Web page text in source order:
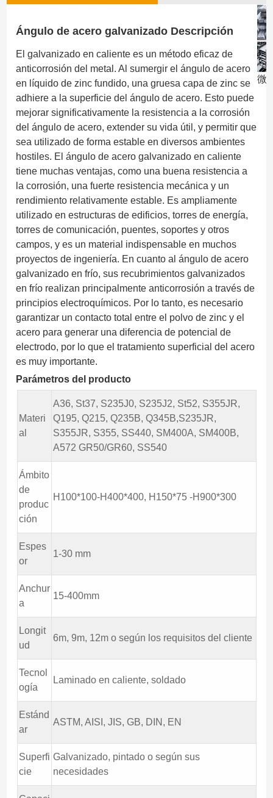
Ángulo de acero galvanizado Descripción
El galvanizado en caliente es un método eficaz de
anticorrosión del metal. Al sumergir el ángulo de acero
en líquido de zinc fundido, una gruesa capa de zinc se
adhiere a la superficie del ángulo de acero. Esto puede
mejorar significativamente la resistencia a la corrosión
del ángulo de acero, extender su vida útil, y permitir que
sea utilizado de forma estable en diversos ambientes
hostiles. El ángulo de acero galvanizado en caliente
tiene muchas ventajas, como una buena resistencia a
la corrosión, una fuerte resistencia mecánica y un
rendimiento relativamente estable. Es ampliamente
utilizado en estructuras de edificios, torres de energía,
torres de comunicación, puentes, soportes y otros
campos, y es un material indispensable en muchos
proyectos de ingeniería. En cuanto al ángulo de acero
galvanizado en frío, sus recubrimientos galvanizados
en frío realizan principalmente anticorrosión a través de
principios electroquímicos. Por lo tanto, es necesario
garantizar un contacto total entre el polvo de zinc y el
acero para generar una diferencia de potencial de
electrodo, por lo que el tratamiento superficial del acero
es muy importante.
Parámetros del producto
Materi
al
A36, St37, S235J0, S235J2, St52, S355JR,
Q195, Q215, Q235B, Q345B,S235JR,
S355JR, S355, SS440, SM400A, SM400B,
A572 GR50/GR60, SS540
Ámbito
de
produc
ción
H100*100-H400*400, H150*75 -H900*300
Espes
or
1-30 mm
Anchur
a
15-400mm
Longit
ud
6m, 9m, 12m o según los requisitos del cliente
Tecnol
ogía
Laminado en caliente, soldado
Estánd
ar
ASTM, AISI, JIS, GB, DIN, EN
Superfi
cie
Galvanizado, pintado o según sus
necesidades
微